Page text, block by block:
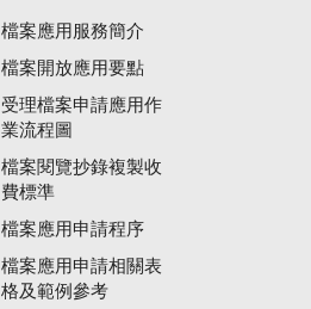
檔案應用服務簡介
檔案開放應用要點
受理檔案申請應用作
業流程圖
檔案閱覽抄錄複製收
費標準
檔案應用申請程序
檔案應用申請相關表
格及範例參考